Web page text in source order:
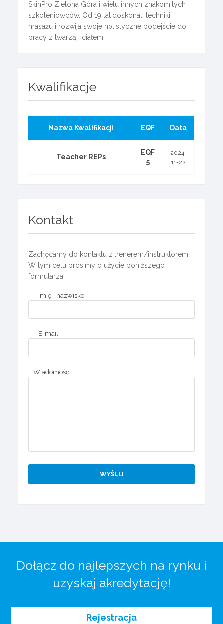
SkinPro Zielona Góra i wielu innych znakomitych
szkoleniowców. Od 19 lat doskonali techniki
masażu i rozwija swoje holistyczne podejście do
pracy z twarzą i ciałem.
Kwalifikacje
Nazwa Kwalifikacji EQF Data
Teacher REPs
EQF
5
2024-
11-22
Kontakt
Zachęcamy do kontaktu z trenerem/instruktorem.
W tym celu prosimy o użycie poniższego
formularza:
Imię i nazwisko
E-mail
Wiadomość
Dołącz do najlepszych na rynku i
uzyskaj akredytację!
Rejestracja